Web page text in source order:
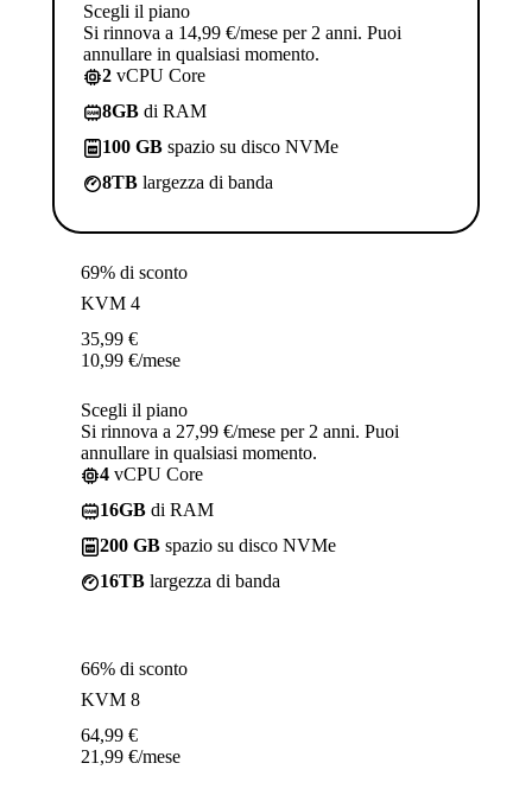
Scegli il piano
Si rinnova a 14,99 €/mese per 2 anni. Puoi
annullare in qualsiasi momento.
2 vCPU Core
8GB di RAM
100 GB spazio su disco NVMe
8TB largezza di banda
69% di sconto
KVM 4
35,99 €
10,99 €/mese
Scegli il piano
Si rinnova a 27,99 €/mese per 2 anni. Puoi
annullare in qualsiasi momento.
4 vCPU Core
16GB di RAM
200 GB spazio su disco NVMe
16TB largezza di banda
66% di sconto
KVM 8
64,99 €
21,99 €/mese